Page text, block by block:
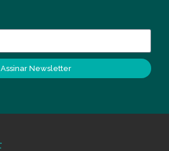
Assinar Newsletter